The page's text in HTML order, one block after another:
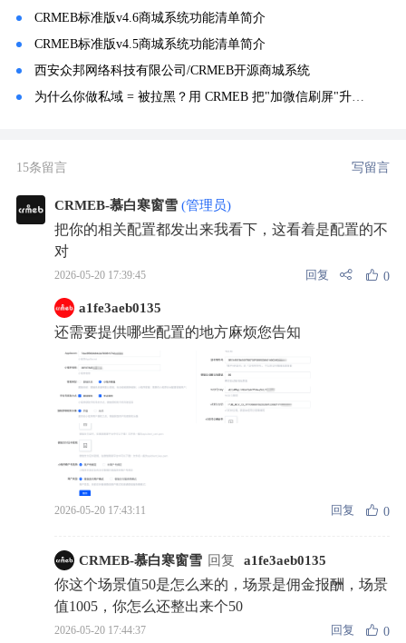
CRMEB标准版v4.6商城系统功能清单简介
CRMEB标准版v4.5商城系统功能清单简介
西安众邦网络科技有限公司/CRMEB开源商城系统
为什么你做私域 = 被拉黑？用 CRMEB 把"加微信刷屏"升级成真正赚钱的私域闭环（5个实操方法）
15条留言 写留言
CRMEB-慕白寒窗雪 (管理员)
把你的相关配置都发出来我看下，这看着是配置的不
对
2026-05-20 17:39:45 回复 0
a1fe3aeb0135
还需要提供哪些配置的地方麻烦您告知
2026-05-20 17:43:11 回复 0
CRMEB-慕白寒窗雪 回复 a1fe3aeb0135
你这个场景值50是怎么来的，场景是佣金报酬，场景
值1005，你怎么还整出来个50
2026-05-20 17:44:37 回复 0